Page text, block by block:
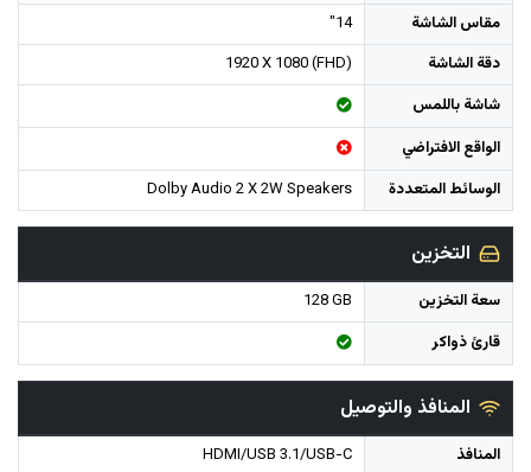
مقاس الشاشة
14"
دقة الشاشة
1920 X 1080 (FHD)
شاشة باللمس
الواقع الافتراضي
الوسائط المتعددة
Dolby Audio 2 X 2W Speakers
التخزين
سعة التخزين
128 GB
قارئ ذواكر
المنافذ والتوصيل
المنافذ
HDMI/USB 3.1/USB-C